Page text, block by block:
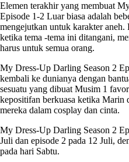
Elemen terakhir yang membuat
Episode 1-2 Luar biasa adalah
mengejutkan untuk karakter aneh.
ketika tema -tema ini ditangani,
harus untuk semua orang.
My Dress-Up Darling Season 2
kembali ke dunianya dengan
sesuatu yang dibuat Musim 1
kepositifan berkuasa ketika Marin
mereka dalam cosplay dan cinta.
My Dress-Up Darling Season 2
Juli dan episode 2 pada 12 Juli,
pada hari Sabtu.